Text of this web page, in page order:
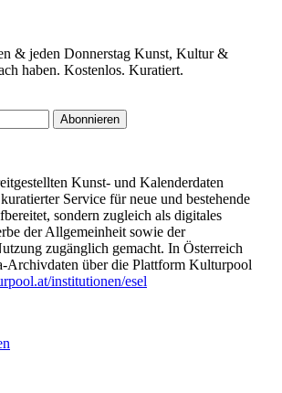
& jeden Donnerstag Kunst, Kultur &
haben. Kostenlos. Kuratiert.
Abonnieren
Kunst- und Kalenderdaten
Service für neue und bestehende
sondern zugleich als digitales
der Allgemeinheit sowie der
zugänglich gemacht. In Österreich
Archivdaten über die Plattform Kulturpool
institutionen/esel